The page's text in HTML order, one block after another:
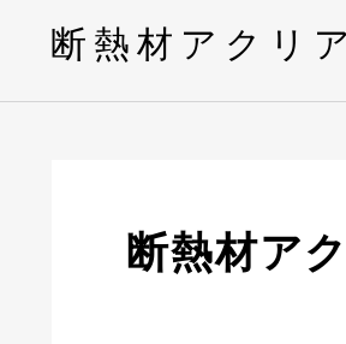
断熱材アクリ
断熱材ア